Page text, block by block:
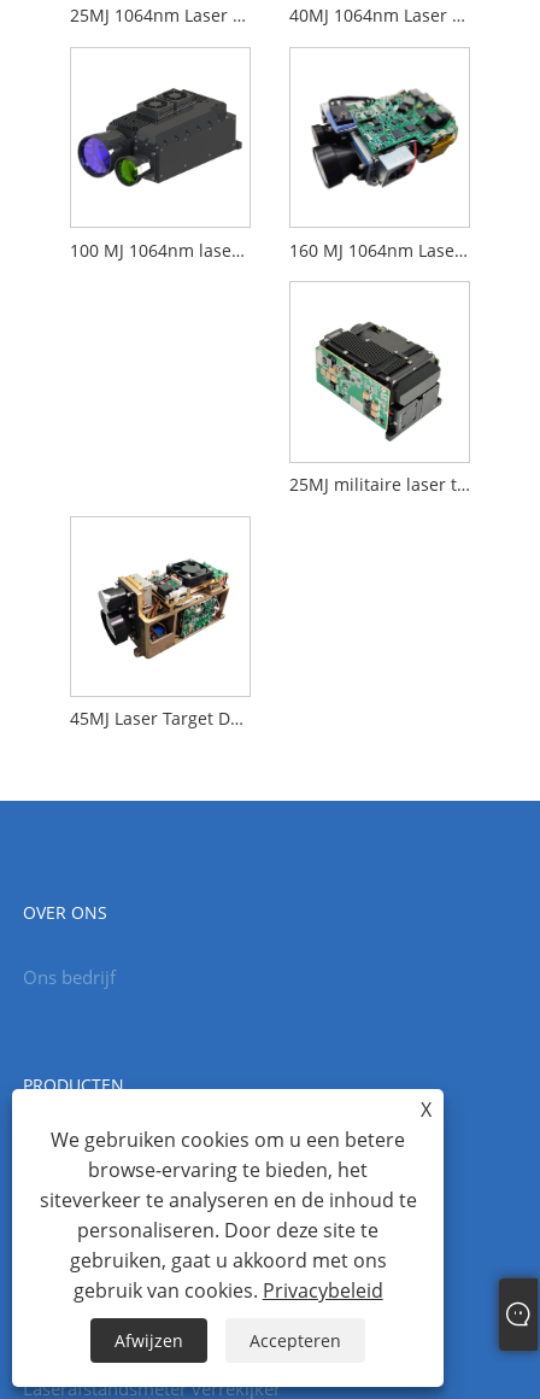
25MJ 1064nm Laser Target -aanduiding 40MJ 1064nm Laser Doelaanwijzer
100 MJ 1064nm laser doelwitaanwijzer 160 MJ 1064nm Laser Doelaanwijzer
25MJ militaire laser target -aanduiding (Ltd) wiHt lrf
45MJ Laser Target Designator (Ltd) WiHt Lrf
OVER ONS
Ons bedrijf
PRODUCTEN
Laserafstandsmetermodule
Laser
Glasvezel Gyro
MWIR-camera
Laser gyroscoop
Thermische beeldvorming
Laserafstandsmeter verrekijker
X
We gebruiken cookies om u een betere
browse-ervaring te bieden, het
siteverkeer te analyseren en de inhoud te
personaliseren. Door deze site te
gebruiken, gaat u akkoord met ons
gebruik van cookies. Privacybeleid
Afwijzen Accepteren